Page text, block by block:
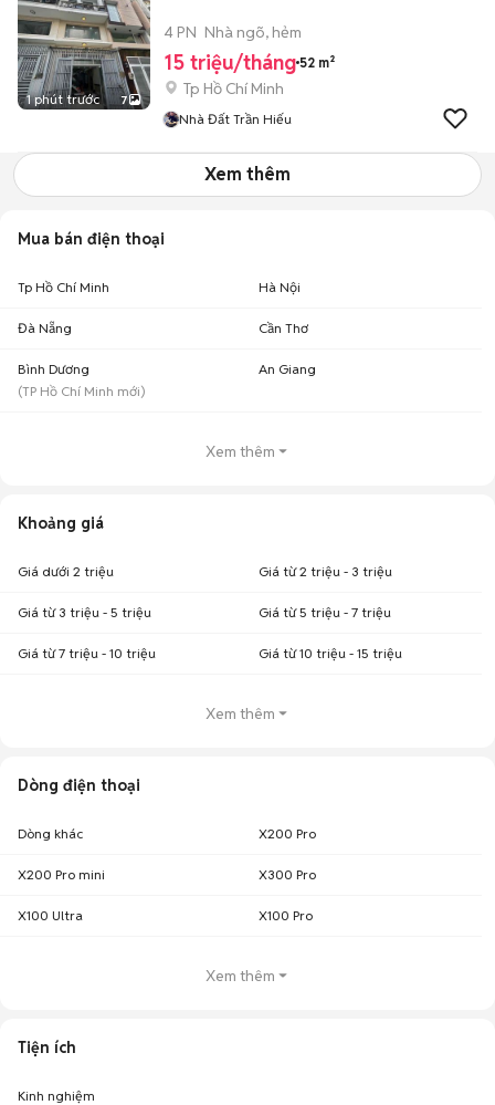
1 phút trước 7
4 PN Nhà ngõ, hẻm
15 triệu/tháng 52 m²
Tp Hồ Chí Minh
Nhà Đất Trần Hiếu
Xem thêm
Mua bán điện thoại
Tp Hồ Chí Minh Hà Nội
Đà Nẵng Cần Thơ
Bình Dương
(TP Hồ Chí Minh mới)
An Giang
Xem thêm
Khoảng giá
Giá dưới 2 triệu Giá từ 2 triệu - 3 triệu
Giá từ 3 triệu - 5 triệu Giá từ 5 triệu - 7 triệu
Giá từ 7 triệu - 10 triệu Giá từ 10 triệu - 15 triệu
Xem thêm
Dòng điện thoại
Dòng khác X200 Pro
X200 Pro mini X300 Pro
X100 Ultra X100 Pro
Xem thêm
Tiện ích
Kinh nghiệm